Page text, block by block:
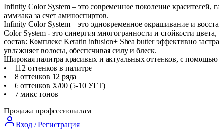
Infinity Color System – это современное поколение
аммиака за счет аминоспиртов.
Infinity Color System – это одновременное окрашивание и
Color System - это синергия многогранности и стойкости
состав: Комплекс Keratin infusion+ Sheа butter эффективно
увлажняет волосы, обеспечивая силу и блеск.
Широкая палитра красивых и актуальных оттенков, с
• 112 оттенков в палитре
• 8 оттенков 12 ряда
• 6 оттенков Х/00 (5-10 УГТ)
• 7 микс тонов
Продажа профессионалам
Вход / Регистрация